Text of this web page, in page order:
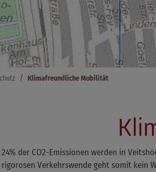
Klimafreundliche Mobilität
24% der CO2-Emissionen werden in
rigorosen Verkehrswende geht somit kein